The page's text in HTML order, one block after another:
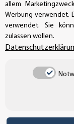
allem
Werbung verwendet.
verwendet. Sie
zulassen wollen.